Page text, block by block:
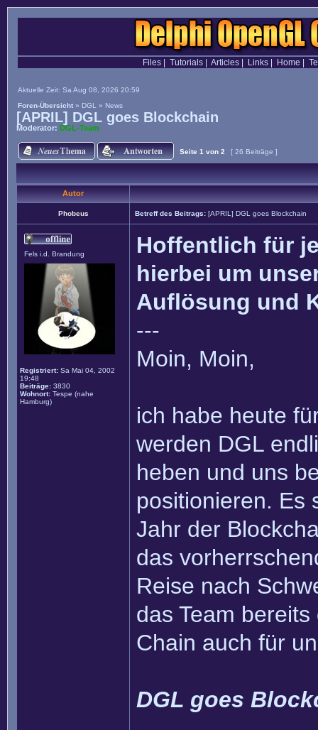
Files| Tutorials| Articles| Links| Home
Aktuelle Zeit: Sa Aug 08, 2026 20:59
Foren-Übersicht » DGL » News
[APRIL] DGL goes Blockchain
Moderator: DGL-Team
Seite 1 von 2 [ 26 Beiträge ]
Autor
Phobeus Betreff des Beitrags: [APRIL] DGL goes Blockchain
Fels i.d. Brandung
Registriert: Sa Mai 04, 2002
19:48
Beiträge: 3830
Wohnort: Tespe (nahe
Hamburg)
Hoffentlich für
hierbei um
Auflösung und
---
Moin, Moin,
ich habe heute
werden DGL
heben und uns
positionieren. Es
Jahr der
das
Reise nach
das Team
Chain auch für
DGL goes